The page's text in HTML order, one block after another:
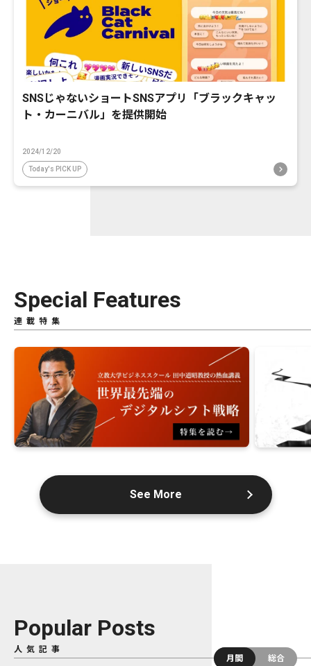
SNSじゃないショートSNSアプリ「ブラックキャッ
ト・カーニバル」を提供開始
2024/12/20
Today's PICK UP
Special Features
連載特集
See More
Popular Posts
人気記事
月間
総合